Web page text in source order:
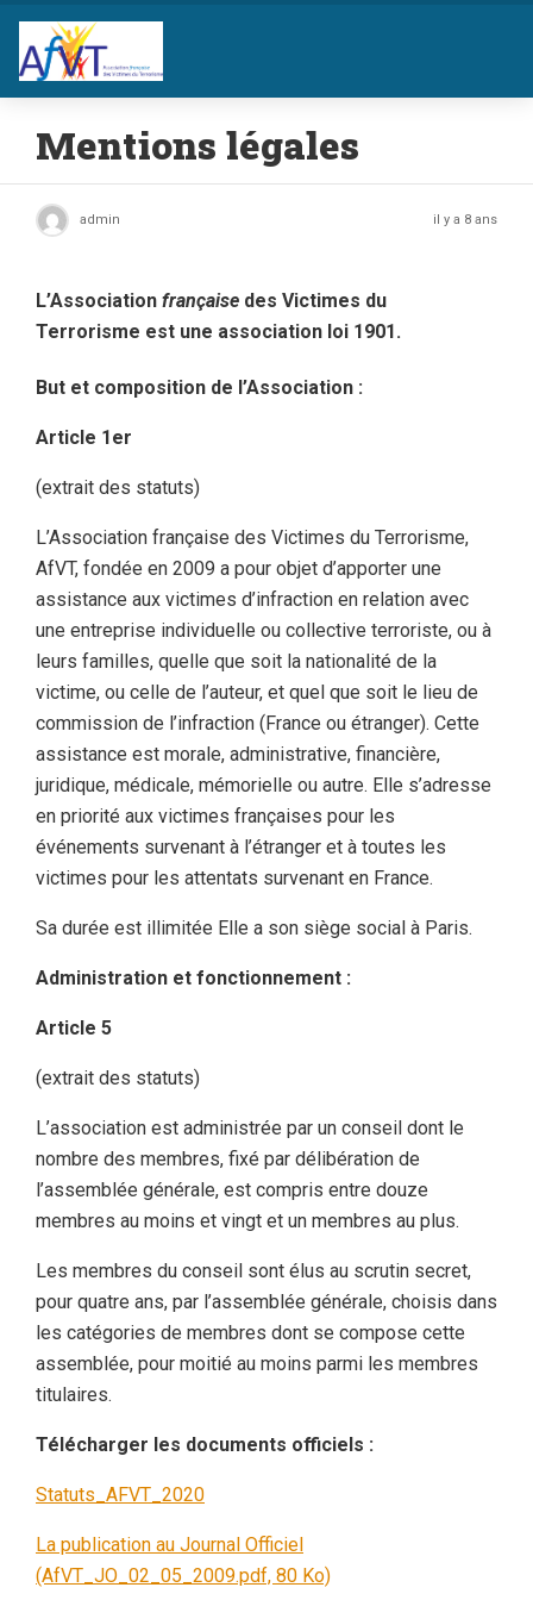
Mentions légales
admin il y a 8 ans
L’Association française des Victimes du
Terrorisme est une association loi 1901.
But et composition de l’Association :
Article 1er
(extrait des statuts)
L’Association française des Victimes du Terrorisme,
AfVT, fondée en 2009 a pour objet d’apporter une
assistance aux victimes d’infraction en relation avec
une entreprise individuelle ou collective terroriste, ou à
leurs familles, quelle que soit la nationalité de la
victime, ou celle de l’auteur, et quel que soit le lieu de
commission de l’infraction (France ou étranger). Cette
assistance est morale, administrative, financière,
juridique, médicale, mémorielle ou autre. Elle s’adresse
en priorité aux victimes françaises pour les
événements survenant à l’étranger et à toutes les
victimes pour les attentats survenant en France.
Sa durée est illimitée Elle a son siège social à Paris.
Administration et fonctionnement :
Article 5
(extrait des statuts)
L’association est administrée par un conseil dont le
nombre des membres, fixé par délibération de
l’assemblée générale, est compris entre douze
membres au moins et vingt et un membres au plus.
Les membres du conseil sont élus au scrutin secret,
pour quatre ans, par l’assemblée générale, choisis dans
les catégories de membres dont se compose cette
assemblée, pour moitié au moins parmi les membres
titulaires.
Télécharger les documents officiels :
Statuts_AFVT_2020
La publication au Journal Officiel
(AfVT_JO_02_05_2009.pdf, 80 Ko)